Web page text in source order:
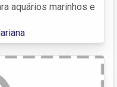
aquários marinhos e